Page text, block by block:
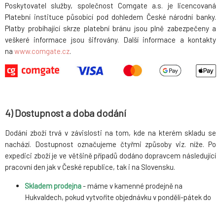
Poskytovatel služby, společnost Comgate a.s. je licencovaná
Platební instituce působící pod dohledem České národní banky.
Platby probíhající skrze platební bránu jsou plně zabezpečeny a
veškeré informace jsou šifrovány. Další informace a kontakty
na www.comgate.cz.
4) Dostupnost a doba dodání
Dodání zboží trvá v závislosti na tom, kde na kterém skladu se
nachází. Dostupnost označujeme čtyřmi způsoby viz. níže. Po
expedici zboží je ve většině případů dodáno dopravcem následující
pracovní den jak v České republice, tak i na Slovensku.
Skladem prodejna- máme v kamenné prodejně na
Hukvaldech, pokud vytvoříte objednávku v pondělí-pátek do